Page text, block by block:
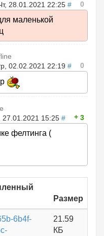
28.01.2021 22:25 # 0
маленькой
02.02.2021 22:19 # 0
27.01.2021 15:25 # 3
фелтинга (
Размер
6b4f-
21.59
КБ